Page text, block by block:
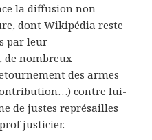
la diffusion non
dont Wikipédia reste
par leur
de nombreux
des armes
contre lui-
de justes représailles
justicier.